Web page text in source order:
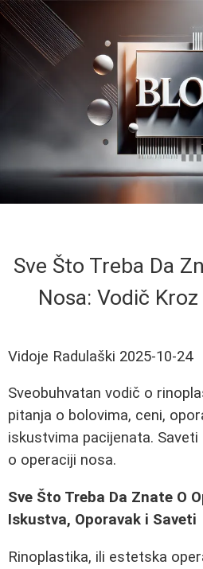
Sve Što Treba Da
Nosa: Vodič
Vidoje Radulaški 2025-10-24
Sveobuhvatan vodič o
pitanja o bolovima, ceni,
iskustvima pacijenata.
o operaciji nosa.
Sve Što Treba Da Znate O
Iskustva, Oporavak i Saveti
Rinoplastika, ili estetska